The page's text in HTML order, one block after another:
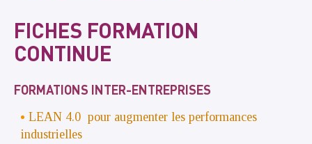
FICHES FORMATION
CONTINUE
FORMATIONS INTER-ENTREPRISES
LEAN 4.0 pour augmenter les performances
industrielles